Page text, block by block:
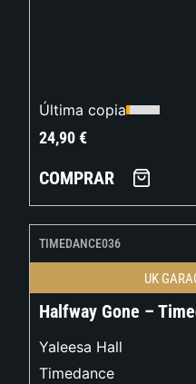
Última copia
24,90€
COMPRAR
TIMEDANCE036
UK
Halfway Gone –
Yaleesa Hall
Timedance